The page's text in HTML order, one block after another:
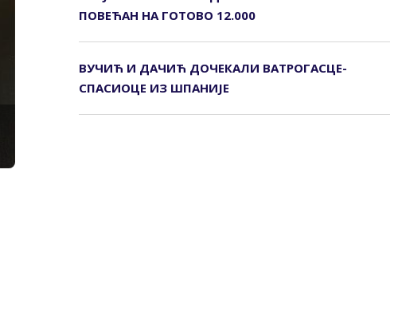
ПОВЕЋАН НА ГОТОВО 12.000
ВУЧИЋ И ДАЧИЋ ДОЧЕКАЛИ ВАТРОГАСЦЕ-
СПАСИОЦЕ ИЗ ШПАНИЈЕ